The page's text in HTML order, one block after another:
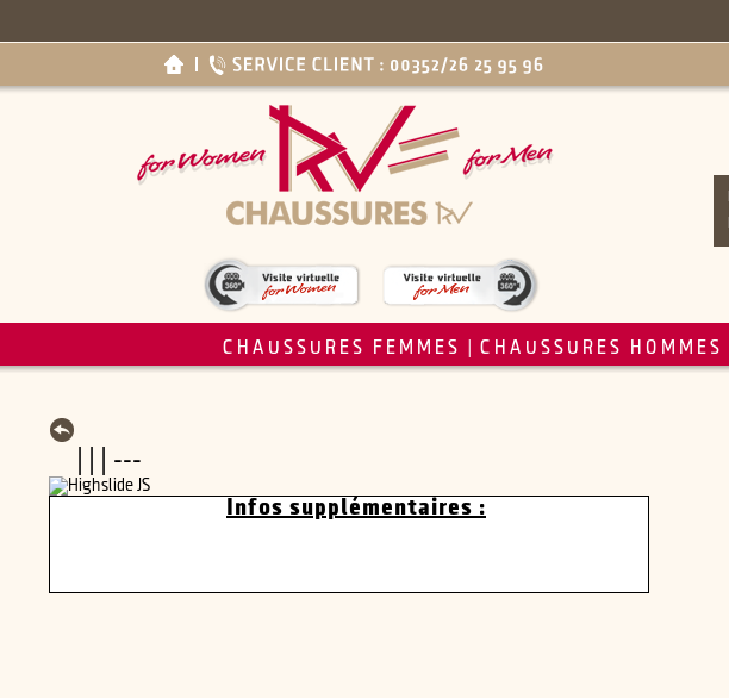
CHAUSSURES FEMMES CHAUSSURES HOMMES
| | | ---
Infos supplémentaires :